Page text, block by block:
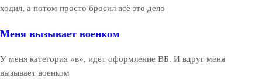
ходил, а потом просто бросил всё это дело
Меня вызывает военком
У меня категория «в», идёт оформление ВБ. И вдруг меня
вызывает военком